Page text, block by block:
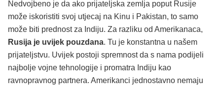
Nedvojbeno je da ako prijateljska zemlja poput Rusije
može iskoristiti svoj utjecaj na Kinu i Pakistan, to samo
može biti prednost za Indiju. Za razliku od Amerikanaca,
Rusija je uvijek pouzdana. Tu je konstantna u našem
prijateljstvu. Uvijek postoji spremnost da s nama podijeli
najbolje vojne tehnologije i promatra Indiju kao
ravnopravnog partnera. Amerikanci jednostavno nemaju